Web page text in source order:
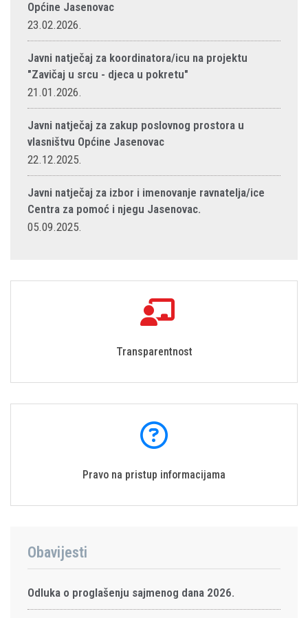
Općine Jasenovac
23.02.2026.
Javni natječaj za koordinatora/icu na projektu
"Zavičaj u srcu - djeca u pokretu"
21.01.2026.
Javni natječaj za zakup poslovnog prostora u
vlasništvu Općine Jasenovac
22.12.2025.
Javni natječaj za izbor i imenovanje ravnatelja/ice
Centra za pomoć i njegu Jasenovac.
05.09.2025.
Transparentnost
Pravo na pristup informacijama
Obavijesti
Odluka o proglašenju sajmenog dana 2026.